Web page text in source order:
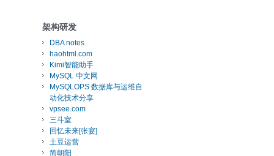
架构研发
DBA notes
haohtml.com
Kimi智能助手
MySQL 中文网
MySQLOPS 数据库与运维自
动化技术分享
vpsee.com
三斗室
回忆未来[张宴]
土豆运营
简朝阳